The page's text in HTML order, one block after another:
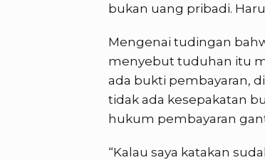
bukan uang pribadi.
Mengenai tudingan
menyebut tuduhan itu
ada bukti pembayaran,
tidak ada kesepakatan
hukum pembayaran
“Kalau saya katakan